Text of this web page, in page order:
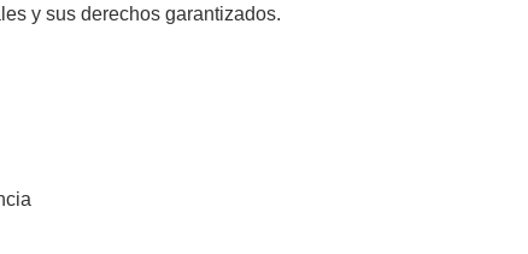
y sus derechos garantizados.